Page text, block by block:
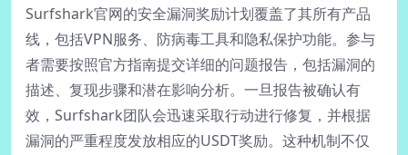
Surfshark官网的安全漏洞奖励计划覆盖了其所有产品
线，包括VPN服务、防病毒工具和隐私保护功能。参与
者需要按照官方指南提交详细的问题报告，包括漏洞的
描述、复现步骤和潜在影响分析。一旦报告被确认有
效，Surfshark团队会迅速采取行动进行修复，并根据
漏洞的严重程度发放相应的USDT奖励。这种机制不仅